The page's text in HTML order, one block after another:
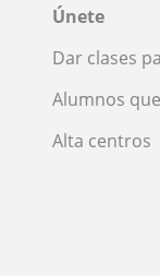
Únete
Dar clases
Alumnos
Alta centros